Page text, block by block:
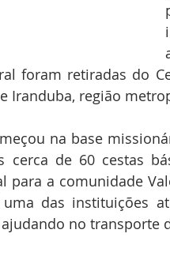
foram retiradas do
Iranduba, região
na base
cerca de 60 cestas
para a comunidade
das instituições
no transporte